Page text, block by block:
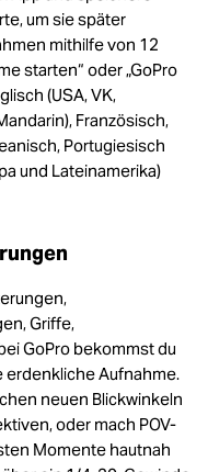
um sie später
mithilfe von 12
starten“ oder „GoPro
(USA, VK,
Französisch,
Portugiesisch
und Lateinamerika)
Griffe,
GoPro bekommst du
erdenkliche Aufnahme.
neuen Blickwinkeln
oder mach POV-
Momente hautnah